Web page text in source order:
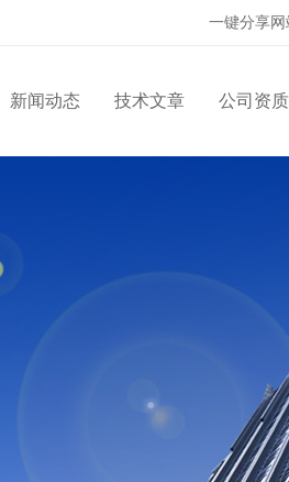
一键分享网
新闻动态 技术文章 公司资质